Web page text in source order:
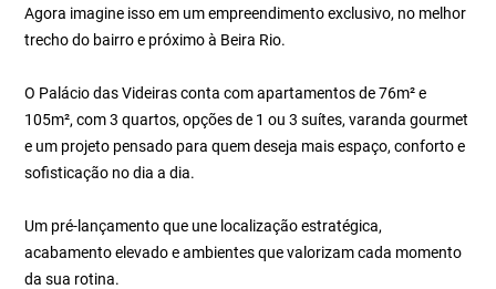
Agora imagine isso em um empreendimento exclusivo, no melhor
trecho do bairro e próximo à Beira Rio.
O Palácio das Videiras conta com apartamentos de 76m² e
105m², com 3 quartos, opções de 1 ou 3 suítes, varanda gourmet
e um projeto pensado para quem deseja mais espaço, conforto e
sofisticação no dia a dia.
Um pré-lançamento que une localização estratégica,
acabamento elevado e ambientes que valorizam cada momento
da sua rotina.